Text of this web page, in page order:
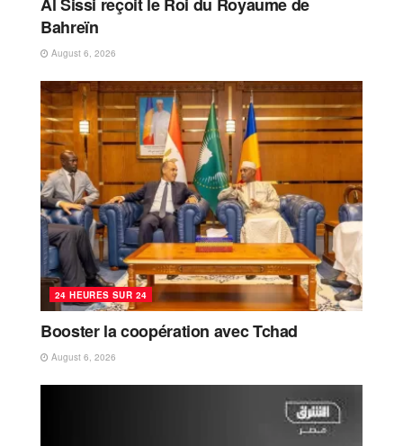
Bahreïn
August 6, 2026
24 HEURES SUR 24
Booster la coopération avec Tchad
August 6, 2026